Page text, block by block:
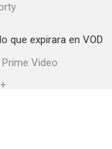
que expirara en VOD
Video